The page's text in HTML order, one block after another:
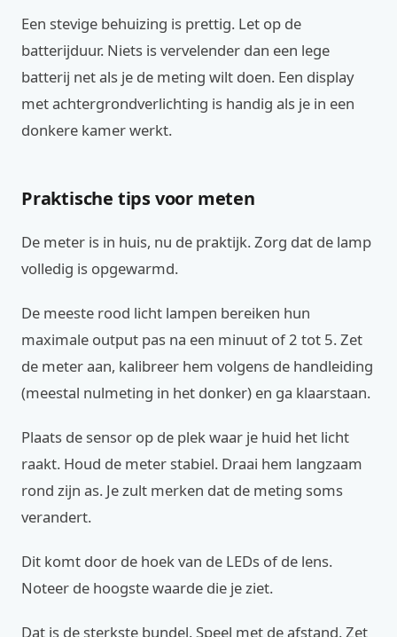
Een stevige behuizing is prettig. Let op de
batterijduur. Niets is vervelender dan een lege
batterij net als je de meting wilt doen. Een display
met achtergrondverlichting is handig als je in een
donkere kamer werkt.
Praktische tips voor meten
De meter is in huis, nu de praktijk. Zorg dat de lamp
volledig is opgewarmd.
De meeste rood licht lampen bereiken hun
maximale output pas na een minuut of 2 tot 5. Zet
de meter aan, kalibreer hem volgens de handleiding
(meestal nulmeting in het donker) en ga klaarstaan.
Plaats de sensor op de plek waar je huid het licht
raakt. Houd de meter stabiel. Draai hem langzaam
rond zijn as. Je zult merken dat de meting soms
verandert.
Dit komt door de hoek van de LEDs of de lens.
Noteer de hoogste waarde die je ziet.
Dat is de sterkste bundel. Speel met de afstand. Zet